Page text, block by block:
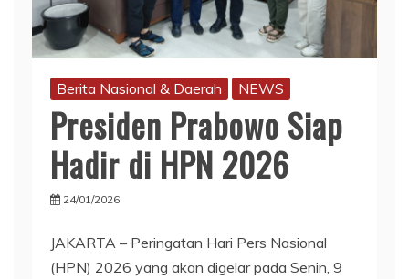
Berita Nasional & Daerah NEWS
Presiden Prabowo Siap
Hadir di HPN 2026
24/01/2026
JAKARTA – Peringatan Hari Pers Nasional
(HPN) 2026 yang akan digelar pada Senin, 9